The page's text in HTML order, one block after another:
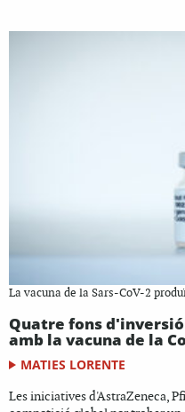
La vacuna de la Sars-CoV-2
Quatre fons
amb la vacuna de la
MATIES LORENTE
Les iniciatives d'AstraZeneca,